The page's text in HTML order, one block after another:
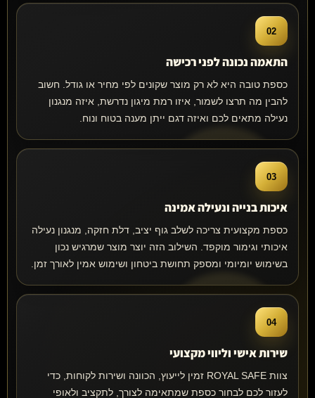
02
התאמה נכונה לפני רכישה
כספת טובה היא לא רק מוצר שקונים לפי מחיר או גודל. חשוב
להבין מה תרצו לשמור, איזו רמת מיגון נדרשת, איזה מנגנון
נעילה מתאים לכם ואיזה דגם ייתן מענה בטוח ונוח.
03
איכות בנייה ונעילה אמינה
כספת מקצועית צריכה לשלב גוף יציב, דלת חזקה, מנגנון נעילה
איכותי וגימור מוקפד. השילוב הזה יוצר מוצר שמרגיש נכון
בשימוש יומיומי ומספק תחושת ביטחון ושימוש אמין לאורך זמן.
04
שירות אישי וליווי מקצועי
צוות ROYAL SAFE זמין לייעוץ, הכוונה ושירות לקוחות, כדי
לעזור לכם לבחור כספת שמתאימה לצורך, לתקציב ולאופי